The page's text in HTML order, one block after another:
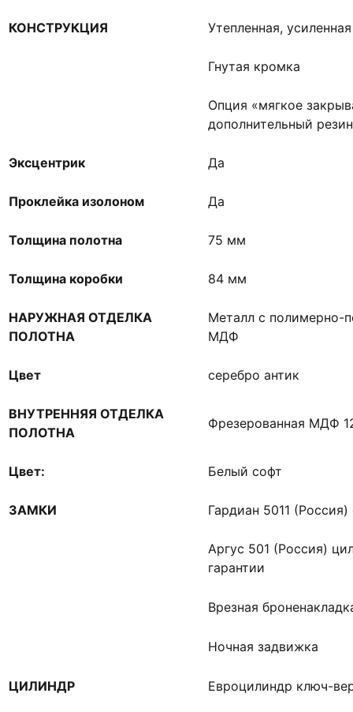
КОНСТРУКЦИЯ Утепленная,
Гнутая кромка
Опция «мягкое
дополнительный
Эксцентрик Да
Проклейка изолоном Да
Толщина полотна 75 мм
Толщина коробки 84 мм
НАРУЖНАЯ ОТДЕЛКА
ПОЛОТНА
Металл с
МДФ
Цвет серебро антик
ВНУТРЕННЯЯ ОТДЕЛКА
ПОЛОТНА
Фрезерованная МДФ
Цвет: Белый софт
ЗАМКИ Гардиан 5011
Аргус 501 (Россия)
гарантии
Врезная
Ночная задвижка
ЦИЛИНДР Евроцилиндр ключ-